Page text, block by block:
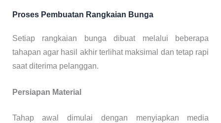
Proses Pembuatan Rangkaian Bunga
Setiap rangkaian bunga dibuat melalui beberapa
tahapan agar hasil akhir terlihat maksimal dan tetap rapi
saat diterima pelanggan.
Persiapan Material
Tahap awal dimulai dengan menyiapkan media